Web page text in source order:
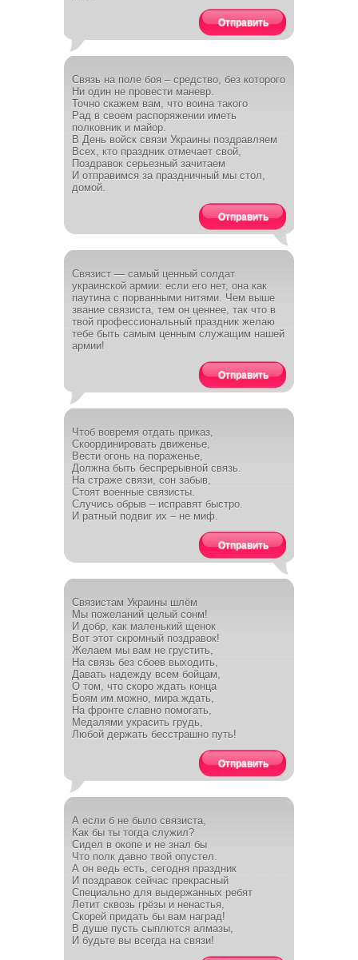
Отправить
Связь на поле боя – средство, без которого
Ни один не провести маневр.
Точно скажем вам, что воина такого
Рад в своем распоряжении иметь
полковник и майор.
В День войск связи Украины поздравляем
Всех, кто праздник отмечает свой,
Поздравок серьезный зачитаем
И отправимся за праздничный мы стол,
домой.
Отправить
Связист — самый ценный солдат
украинской армии: если его нет, она как
паутина с порванными нитями. Чем выше
звание связиста, тем он ценнее, так что в
твой профессиональный праздник желаю
тебе быть самым ценным служащим нашей
армии!
Отправить
Чтоб вовремя отдать приказ,
Скоординировать движенье,
Вести огонь на пораженье,
Должна быть беспрерывной связь.
На страже связи, сон забыв,
Стоят военные связисты.
Случись обрыв – исправят быстро.
И ратный подвиг их – не миф.
Отправить
Связистам Украины шлём
Мы пожеланий целый сонм!
И добр, как маленький щенок
Вот этот скромный поздравок!
Желаем мы вам не грустить,
На связь без сбоев выходить,
Давать надежду всем бойцам,
О том, что скоро ждать конца
Боям им можно, мира ждать,
На фронте славно помогать,
Медалями украсить грудь,
Любой держать бесстрашно путь!
Отправить
А если б не было связиста,
Как бы ты тогда служил?
Сидел в окопе и не знал бы
Что полк давно твой опустел.
А он ведь есть, сегодня праздник
И поздравок сейчас прекрасный
Специально для выдержанных ребят
Летит сквозь грёзы и ненастья,
Скорей придать бы вам наград!
В душе пусть сыплются алмазы,
И будьте вы всегда на связи!